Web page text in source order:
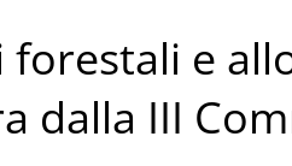
forestali e
dalla III